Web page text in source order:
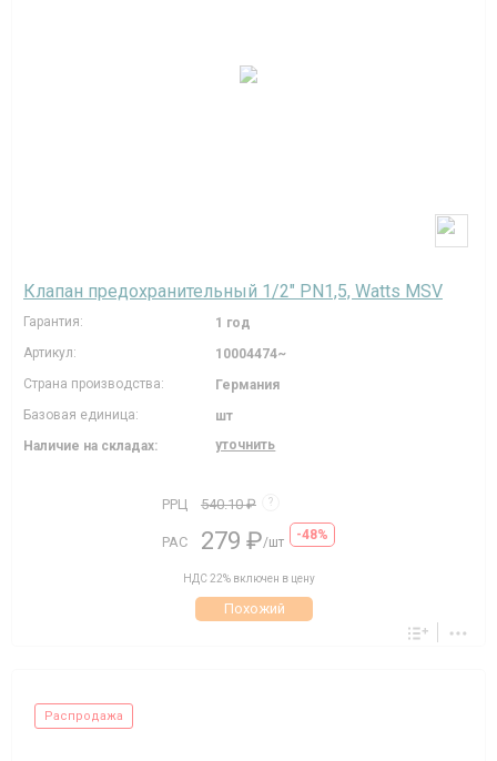
Клапан предохранительный 1/2" PN1,5, Watts MSV
Гарантия:
1 год
Артикул:
10004474~
Страна производства:
Германия
Базовая единица:
шт
Наличие на складах:
уточнить
РРЦ 540.10 ₽ ?
РАС 279 ₽/шт -48%
НДС 22% включен в цену
Похожий
Распродажа